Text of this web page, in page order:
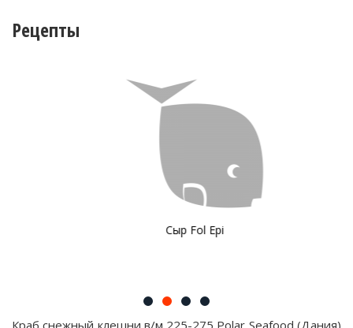
Рецепты
Сыр Fol Epi
Краб снежный клешни в/м 225-275 Polar Seafood (Дания)